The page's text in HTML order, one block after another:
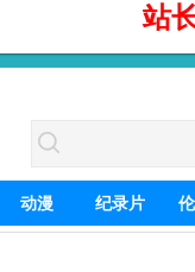
站
动漫 纪录片